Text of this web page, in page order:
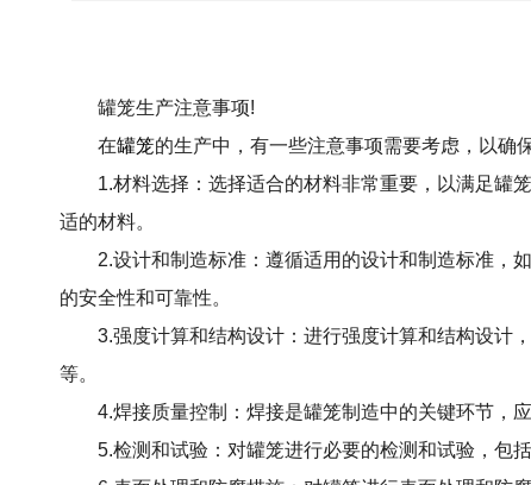
罐笼生产注意事项!
在罐笼的生产中，有一些注意事项需要考虑，以确
1.材料选择：选择适合的材料非常重要，以满足罐笼
适的材料。
2.设计和制造标准：遵循适用的设计和制造标准，如
的安全性和可靠性。
3.强度计算和结构设计：进行强度计算和结构设计，
等。
4.焊接质量控制：焊接是罐笼制造中的关键环节，应
5.检测和试验：对罐笼进行必要的检测和试验，包括